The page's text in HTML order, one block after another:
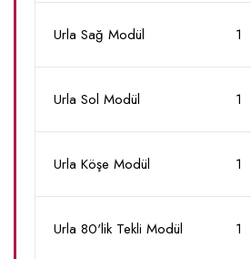
Urla Sağ Modül 1
Urla Sol Modül 1
Urla Köşe Modül 1
Urla 80'lik Tekli Modül 1